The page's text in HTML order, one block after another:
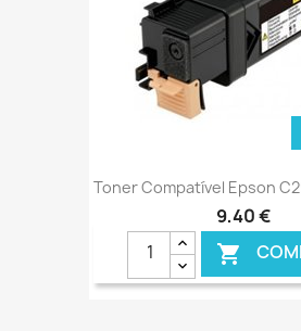
Toner Compatível Epson
9,40 €
